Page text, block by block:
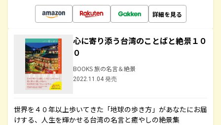
詳細を見る
心に寄り添う台湾のことばと絶景１０
０
BOOKS 旅の名言＆絶景
2022.11.04 発売
世界を４０年以上歩いてきた「地球の歩き方」があなたにお届
けする、人生を輝かせる台湾の名言と癒やしの絶景集